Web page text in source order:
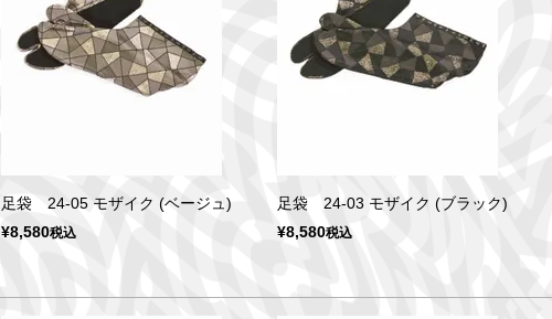
足袋 24-05 モザイク (ベージュ)
¥8,580税込
足袋 24-03 モザイク (ブラック)
¥8,580税込